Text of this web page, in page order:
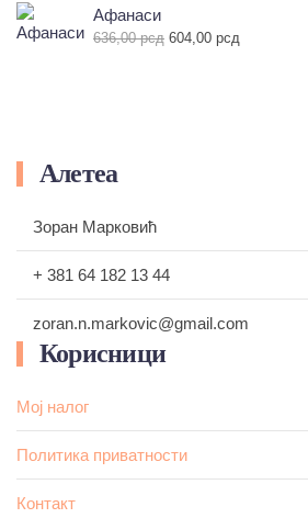
била:
600,00 рсд.
Афанаси
636,00рсд Оригинална
604,00 рсд
Алетеа
Зоран Марковић
+ 381 64 182 13 44
zoran.n.markovic@gmail.com
Корисници
Мој налог
Политика приватности
Контакт